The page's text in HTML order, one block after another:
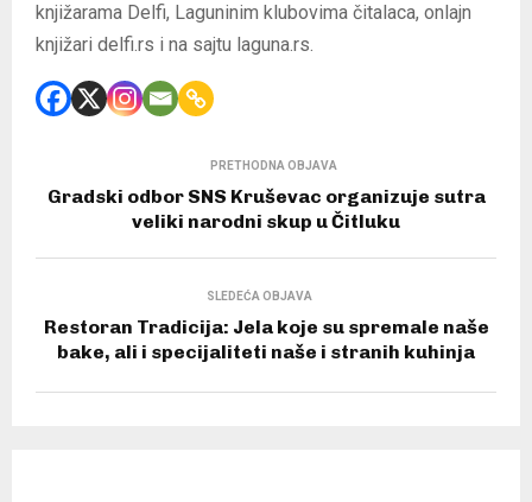
knjižarama Delfi, Laguninim klubovima čitalaca, onlajn
knjižari delfi.rs i na sajtu laguna.rs.
PRETHODNA OBJAVA
Gradski odbor SNS Kruševac organizuje sutra
veliki narodni skup u Čitluku
SLEDEĆA OBJAVA
Restoran Tradicija: Jela koje su spremale naše
bake, ali i specijaliteti naše i stranih kuhinja